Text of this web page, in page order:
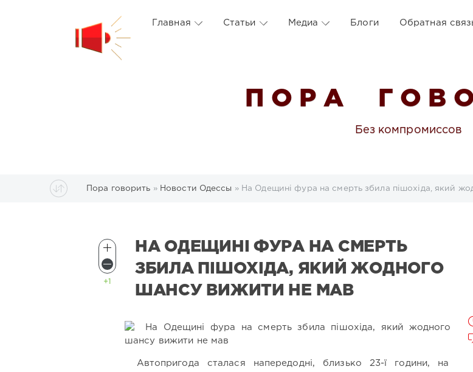
Главная Статьи Медиа Блоги Обратная
П О Р А Г О В О
Без компромиссов
Пора говорить » Новости Одессы » На Одещині фура на смерть збила пішохіда, який
НА ОДЕЩИНІ ФУРА НА СМЕРТЬ
ЗБИЛА ПІШОХІДА, ЯКИЙ ЖОДНОГО
ШАНСУ ВИЖИТИ НЕ МАВ
+1
Автопригода сталася напередодні, близько 23-ї години, на